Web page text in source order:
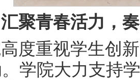
聚青春活力，
度重视学生创
学院大力支持